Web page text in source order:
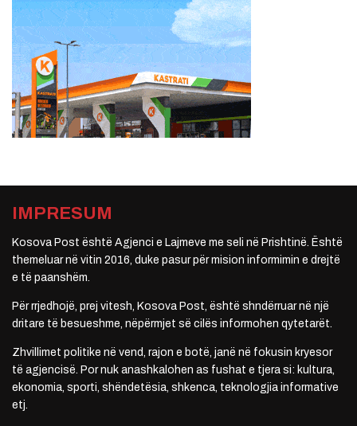
IMPRESUM
Kosova Post është Agjenci e Lajmeve me seli në Prishtinë. Është
themeluar në vitin 2016, duke pasur për mision informimin e drejtë
e të paanshëm.
Për rrjedhojë, prej vitesh, Kosova Post, është shndërruar në një
dritare të besueshme, nëpërmjet së cilës informohen qytetarët.
Zhvillimet politike në vend, rajon e botë, janë në fokusin kryesor
të agjencisë. Por nuk anashkalohen as fushat e tjera si: kultura,
ekonomia, sporti, shëndetësia, shkenca, teknologjia informative
etj.